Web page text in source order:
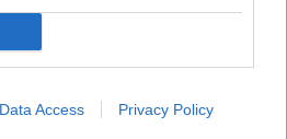
Data Access Privacy Policy